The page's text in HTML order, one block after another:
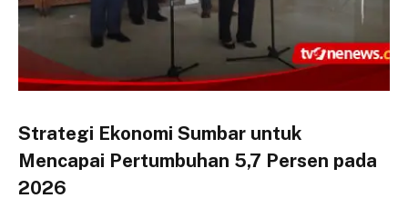
Strategi Ekonomi Sumbar untuk
Mencapai Pertumbuhan 5,7 Persen pada
2026